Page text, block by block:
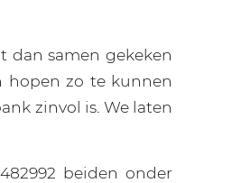
dan samen gekeken
hopen zo te kunnen
zinvol is. We laten
beiden onder